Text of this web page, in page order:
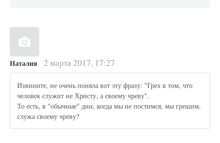
Наталия 2 марта 2017, 17:27
Извините, не очень поняла вот эту фразу: "Грех в том, что
человек служит не Христу, а своему чреву".
То есть, в "обычные" дни, когда мы не постимся, мы грешим,
служа своему чреву?